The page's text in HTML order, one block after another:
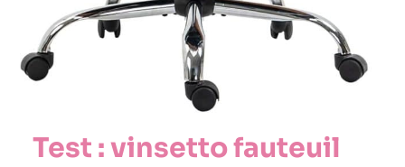
Test : vinsetto fauteuil